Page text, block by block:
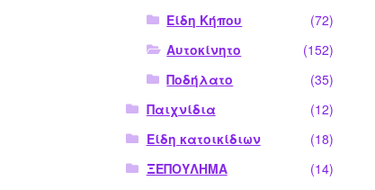
Είδη Κήπου
(72)
Αυτοκίνητο
(152)
Ποδήλατο
(35)
Παιχνίδια
(12)
Είδη κατοικίδιων
(18)
ΞΕΠΟΥΛΗΜΑ
(14)